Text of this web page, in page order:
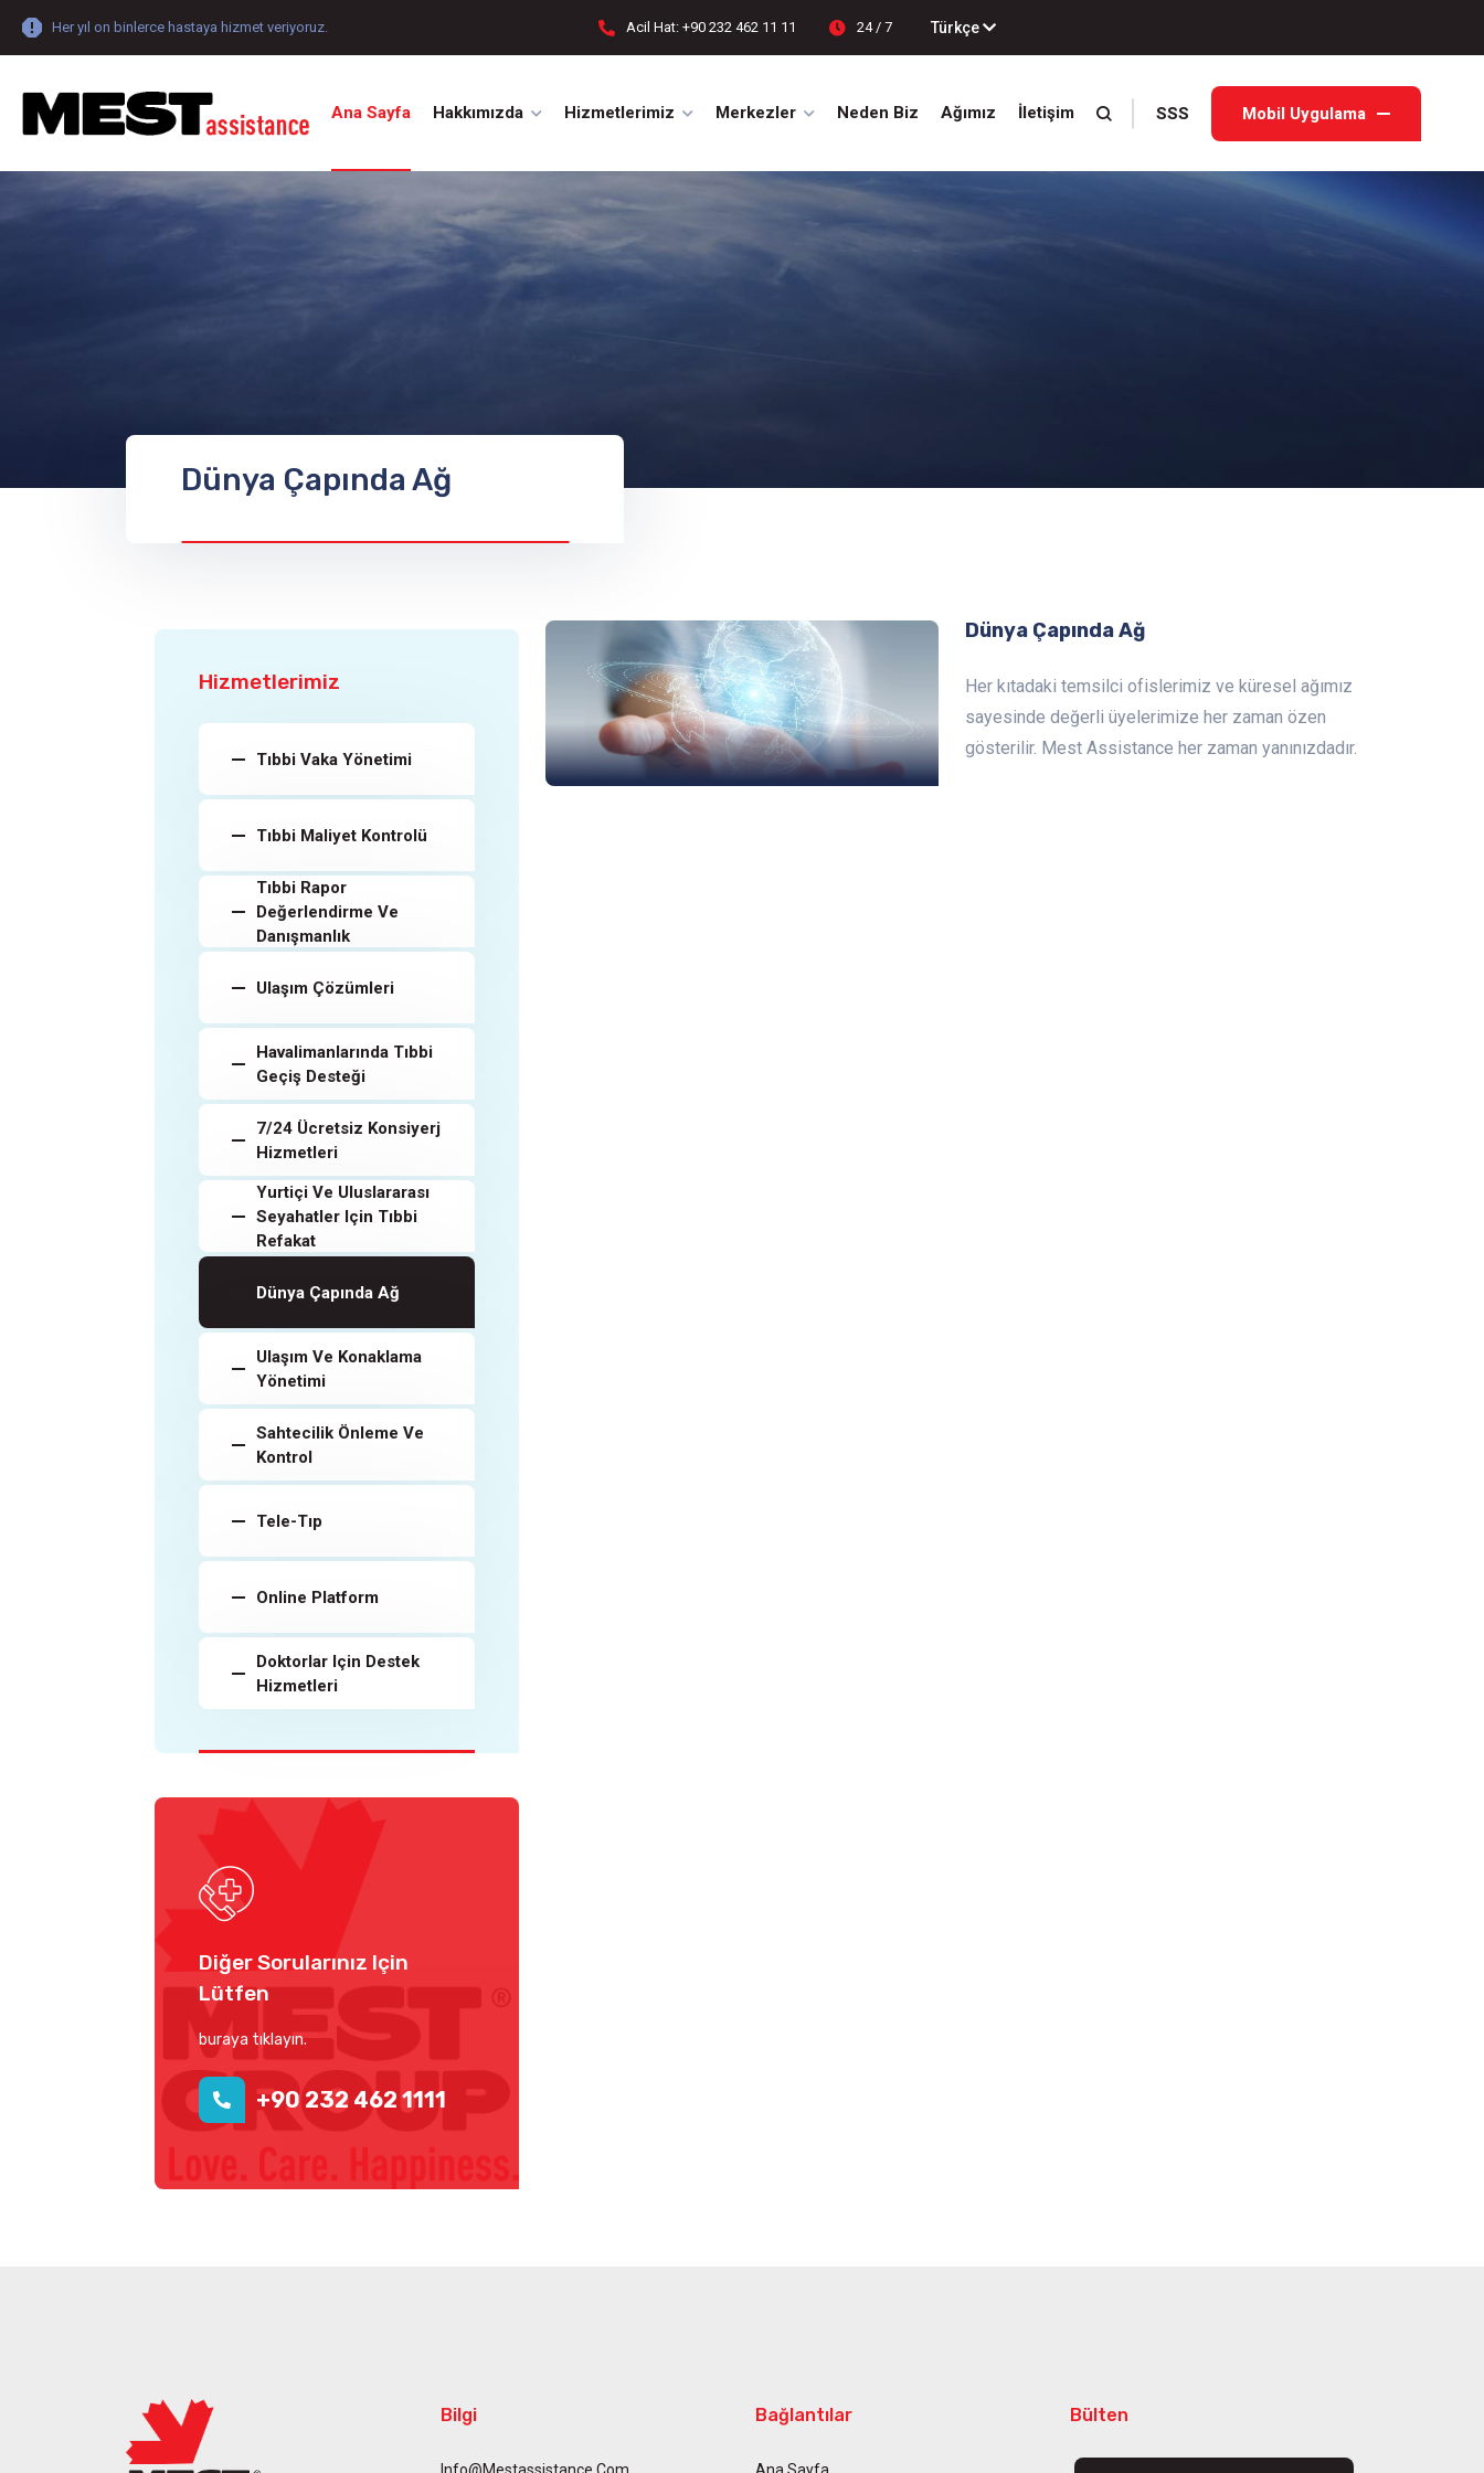
Her yıl on binlerce hastaya hizmet veriyoruz. Acil Hat: +90 232 462 11 11 24 / 7 Türkçe
Ana Sayfa Hakkımızda Hizmetlerimiz Merkezler Neden Biz Ağımız İletişim SSS Mobil Uygulama
Dünya Çapında Ağ
Hizmetlerimiz
Tıbbi Vaka Yönetimi
Tıbbi Maliyet Kontrolü
Tıbbi Rapor
Değerlendirme Ve
Danışmanlık
Ulaşım Çözümleri
Havalimanlarında Tıbbi
Geçiş Desteği
7/24 Ücretsiz Konsiyerj
Hizmetleri
Yurtiçi Ve Uluslararası
Seyahatler Için Tıbbi
Refakat
Dünya Çapında Ağ
Ulaşım Ve Konaklama
Yönetimi
Sahtecilik Önleme Ve
Kontrol
Tele-Tıp
Online Platform
Doktorlar Için Destek
Hizmetleri
Diğer Sorularınız Için
Lütfen
buraya tıklayın.
+90 232 462 1111
Dünya Çapında Ağ
Her kıtadaki temsilci ofislerimiz ve küresel ağımız
sayesinde değerli üyelerimize her zaman özen
gösterilir. Mest Assistance her zaman yanınızdadır.
Bilgi Bağlantılar Bülten